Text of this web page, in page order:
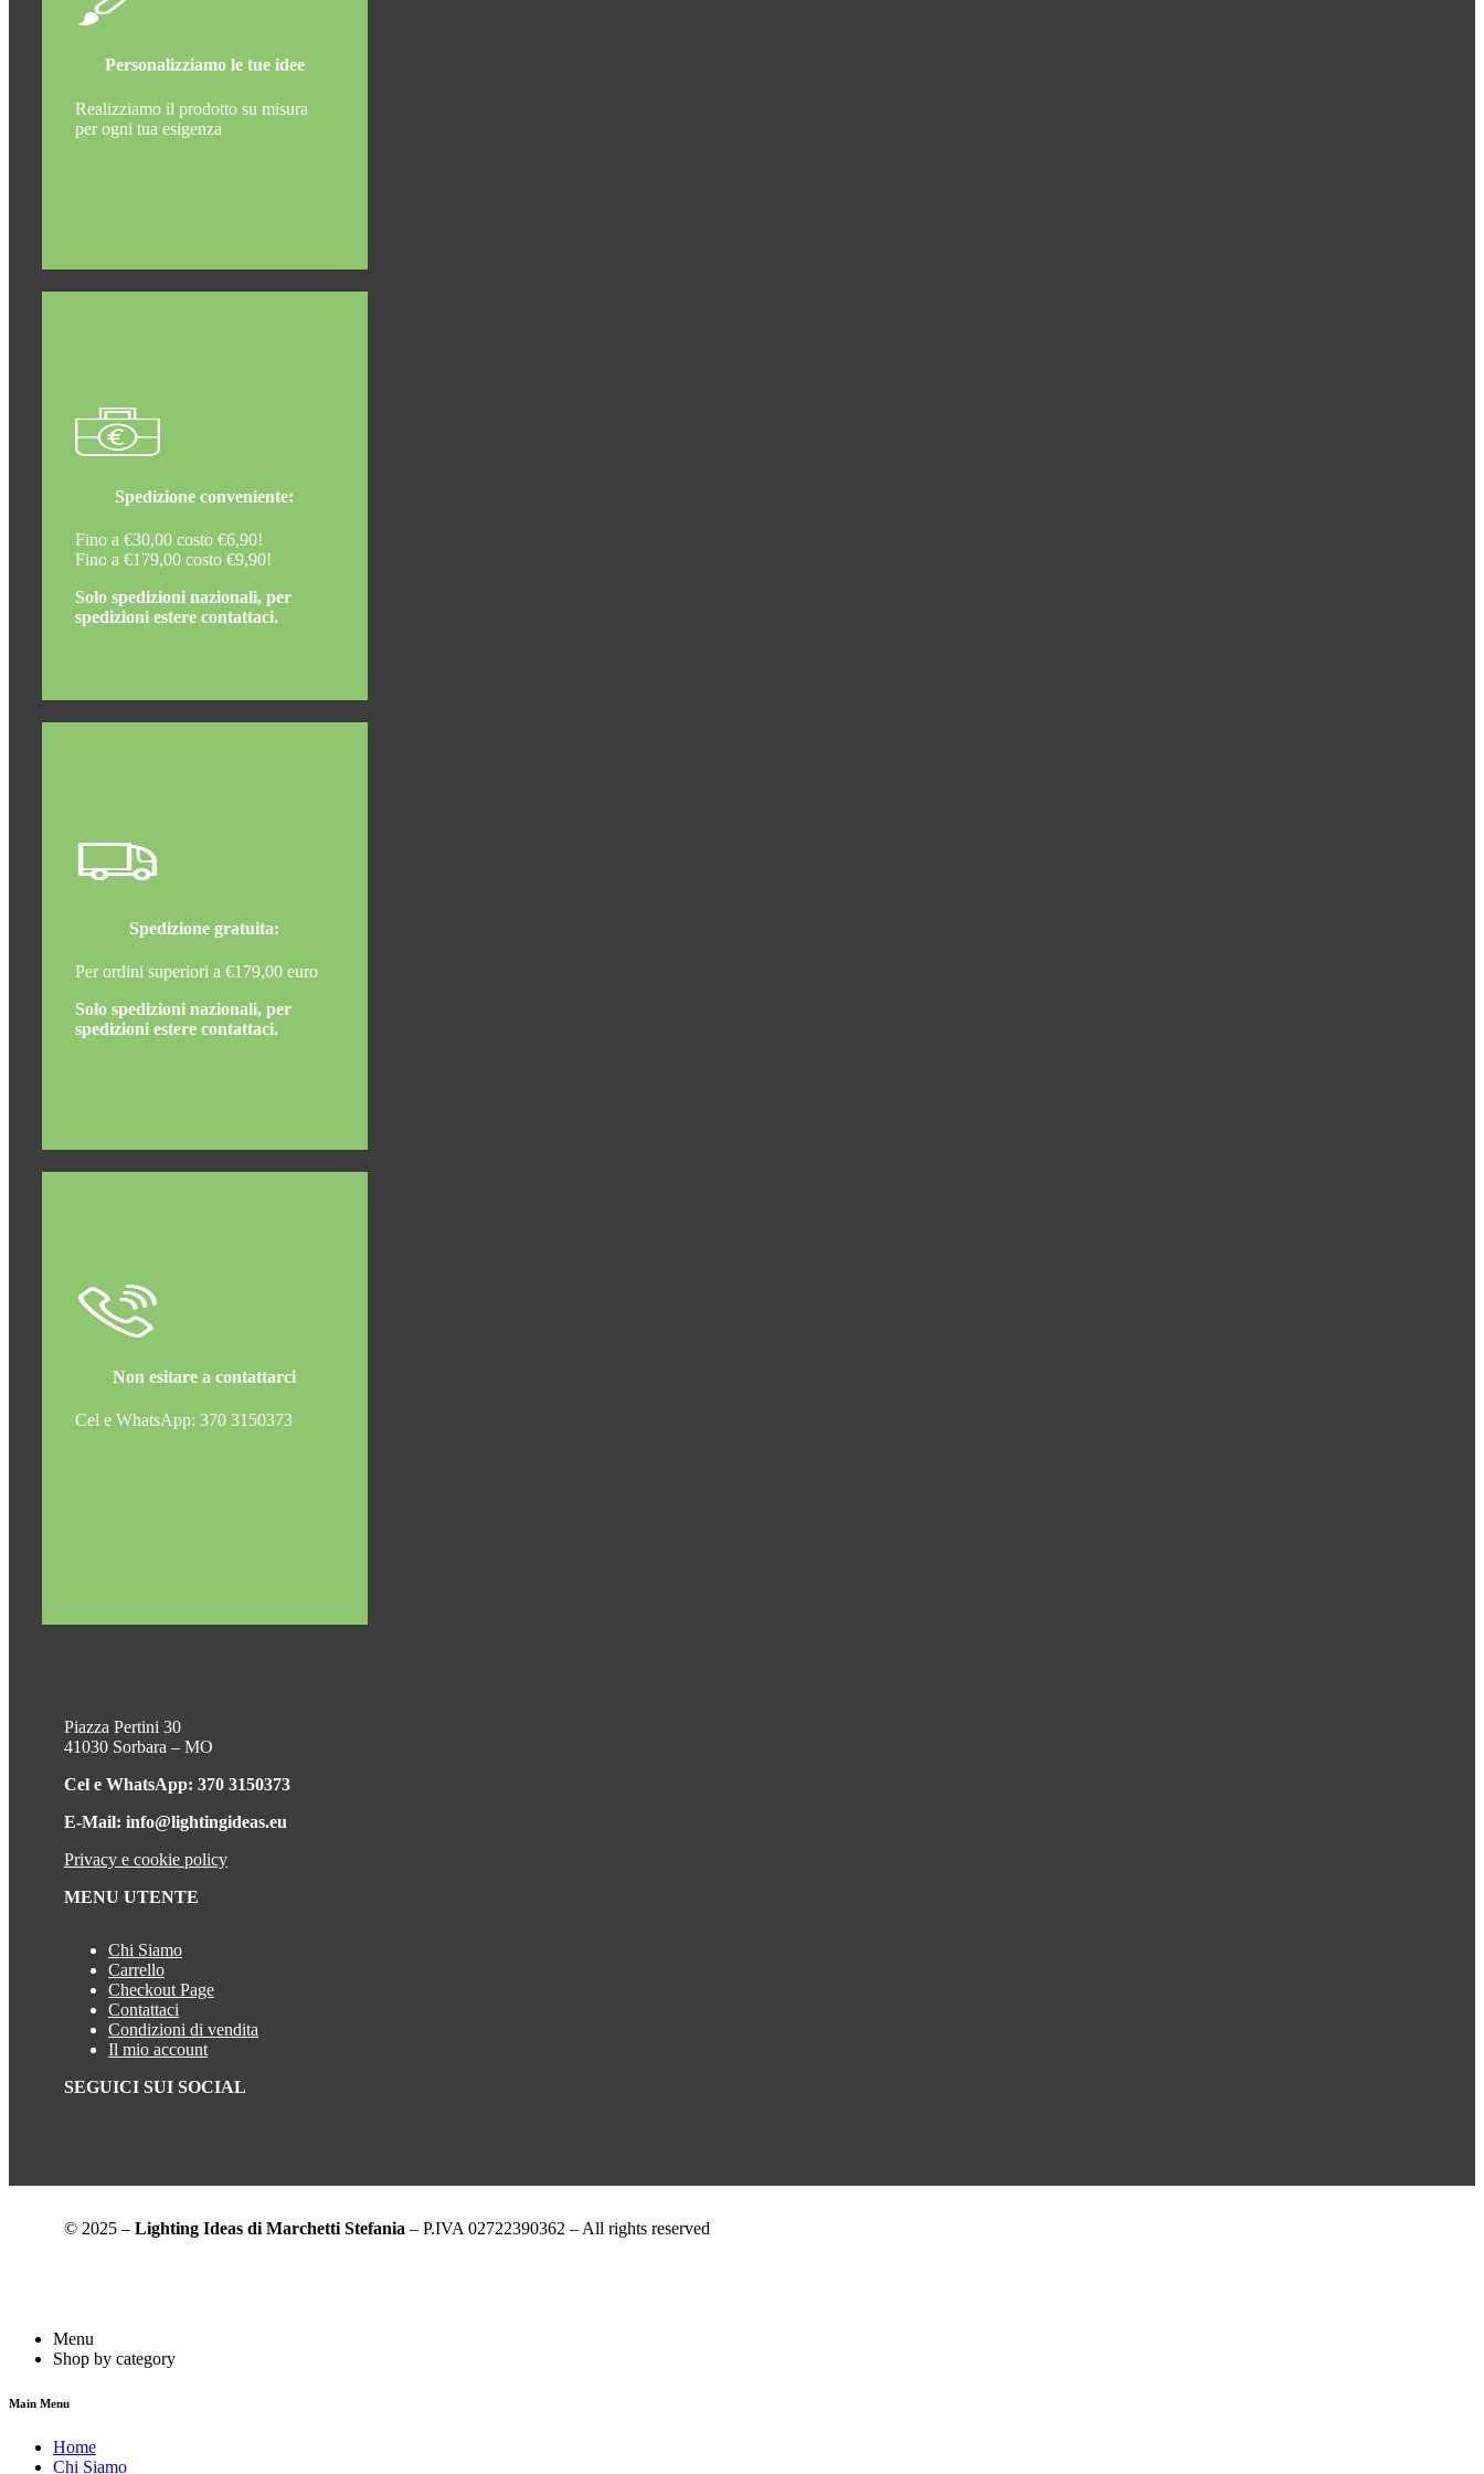
Personalizziamo le tue idee
Realizziamo il prodotto su misura
per ogni tua esigenza
Spedizione conveniente:
Fino a €30,00 costo €6,90!
Fino a €179,00 costo €9,90!
Solo spedizioni nazionali, per
spedizioni estere contattaci.
Spedizione gratuita:
Per ordini superiori a €179,00 euro
Solo spedizioni nazionali, per
spedizioni estere contattaci.
Non esitare a contattarci
Cel e WhatsApp: 370 3150373
Piazza Pertini 30
41030 Sorbara – MO
Cel e WhatsApp: 370 3150373
E-Mail: info@lightingideas.eu
Privacy e cookie policy
MENU UTENTE
Chi Siamo
Carrello
Checkout Page
Contattaci
Condizioni di vendita
Il mio account
SEGUICI SUI SOCIAL
© 2025 – Lighting Ideas di Marchetti Stefania – P.IVA 02722390362 – All rights reserved
Menu
Shop by category
Main Menu
Home
Chi Siamo